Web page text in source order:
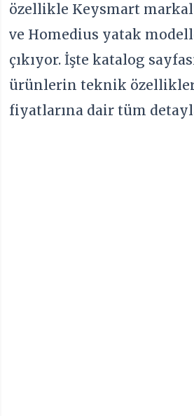
özellikle Keysmart
ve Homedius yatak
çıkıyor. İşte katalog
ürünlerin teknik
fiyatlarına dair tüm